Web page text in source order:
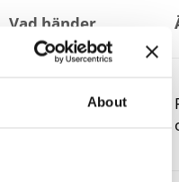
About
Vad händer
US GAAP, ESG-